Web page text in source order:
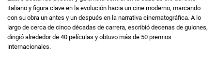
italiano y figura clave en la evolución hacia un cine moderno, marcando
con su obra un antes y un después en la narrativa cinematográfica. A lo
largo de cerca de cinco décadas de carrera, escribió decenas de guiones,
dirigió alrededor de 40 películas y obtuvo más de 50 premios
internacionales.